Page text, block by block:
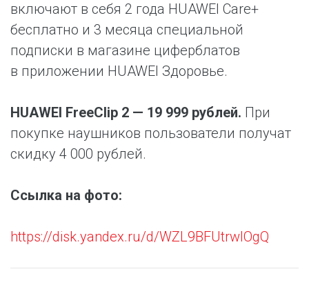
включают в себя 2 года HUAWEI Care+
бесплатно и 3 месяца специальной
подписки в магазине циферблатов
в приложении HUAWEI Здоровье.
HUAWEI FreeClip 2 — 19 999 рублей. При
покупке наушников пользователи получат
скидку 4 000 рублей.
Ссылка на фото:
https://disk.yandex.ru/d/WZL9BFUtrwIOgQ